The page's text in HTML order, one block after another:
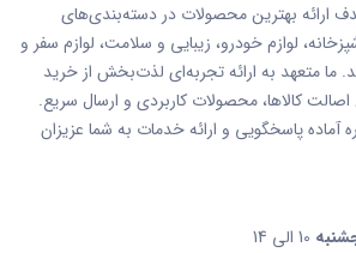
هدف ارائه بهترین محصولات در دسته‌بندی‌های
لوازم خودرو، زیبایی و سلامت، لوازم سفر و
ما متعهد به ارائه تجربه‌ای لذت‌بخش از خرید
کالاها، محصولات کاربردی و ارسال سریع.
آماده پاسخگویی و ارائه خدمات به شما عزیزان